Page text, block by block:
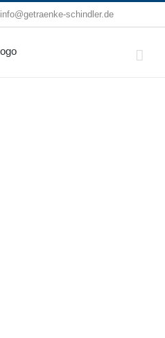
info@getraenke-schindler.de